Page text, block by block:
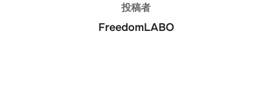
投稿者
FreedomLABO